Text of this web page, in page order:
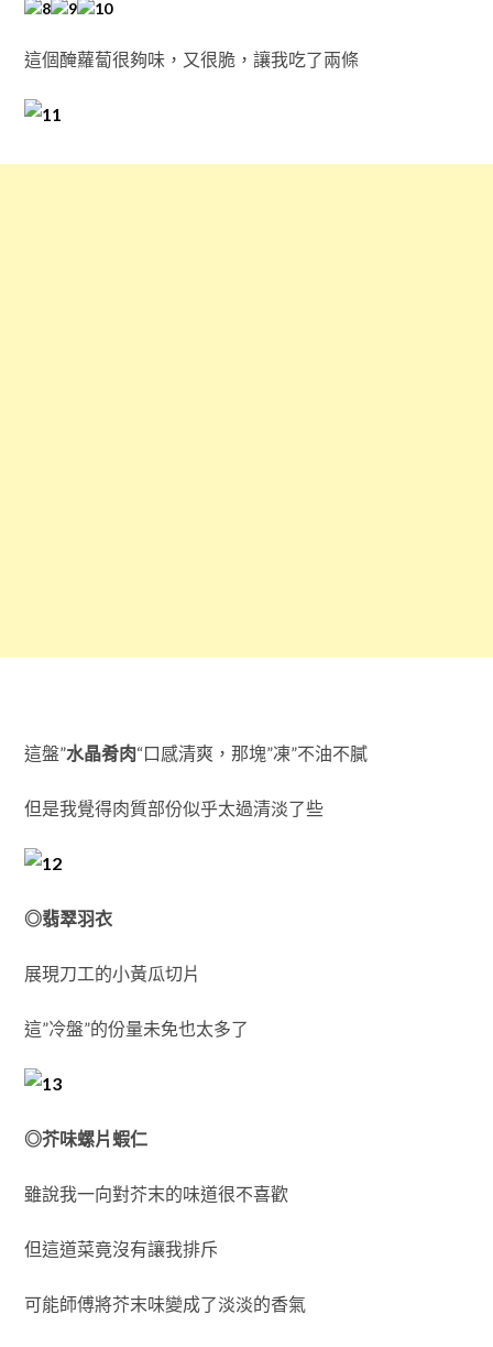
這個醃蘿蔔很夠味，又很脆，讓我吃了兩條
這盤”水晶肴肉“口感清爽，那塊”凍”不油不膩
但是我覺得肉質部份似乎太過清淡了些
◎翡翠羽衣
展現刀工的小黃瓜切片
這”冷盤”的份量未免也太多了
◎芥味螺片蝦仁
雖說我一向對芥末的味道很不喜歡
但這道菜竟沒有讓我排斥
可能師傅將芥末味變成了淡淡的香氣